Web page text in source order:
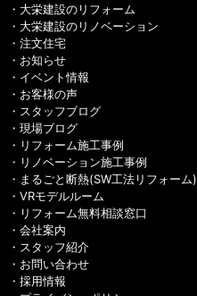
大栄建設のリフォーム
大栄建設のリノベーション
注文住宅
お知らせ
イベント情報
お客様の声
スタッフブログ
現場ブログ
リフォーム施工事例
リノベーション施工事例
まるごと断熱(SW工法リフォーム)
VRモデルルーム
リフォーム無料相談窓口
会社案内
スタッフ紹介
お問い合わせ
採用情報